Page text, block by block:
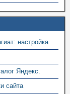
настройка
Яндекс.
сайта